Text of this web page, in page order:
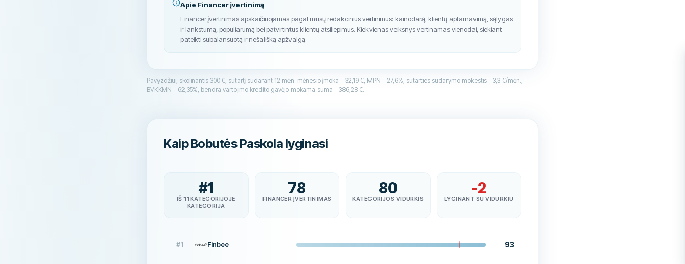
Apie Financer įvertinimą
Financer įvertinimas apskaičiuojamas pagal mūsų redakcinius vertinimus: kainodarą, klientų aptarnavimą, sąlygas
ir lankstumą, populiarumą bei patvirtintus klientų atsiliepimus. Kiekvienas veiksnys vertinamas vienodai, siekiant
pateikti subalansuotą ir nešališką apžvalgą.
Pavyzdžiui, skolinantis 300 €, sutartį sudarant 12 mėn. mėnesio įmoka – 32,19 €, MPN – 27,6%, sutarties sudarymo mokestis – 3,3 €/mėn.,
BVKKMN – 62,35%, bendra vartojimo kredito gavėjo mokama suma – 386,28 €.
Kaip Bobutės Paskola lyginasi
#1
IŠ 11 KATEGORIJOJE
KATEGORIJA
78
FINANCER ĮVERTINIMAS
80
KATEGORIJOS VIDURKIS
-2
LYGINANT SU VIDURKIU
#1 Finbee 93